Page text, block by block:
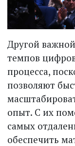
Другой
темпов
процесса,
позволяют
опыт. С их
самых
обеспечить